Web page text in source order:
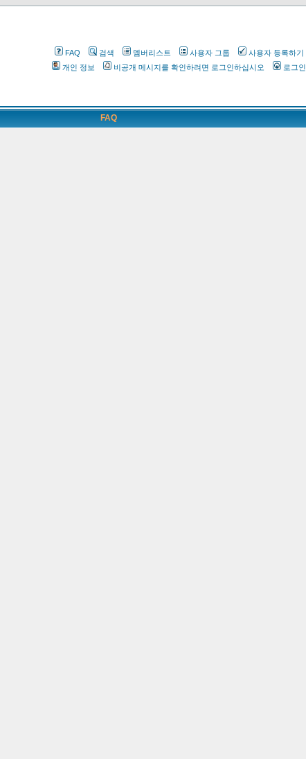
FAQ 검색 멤버리스트 사용자 그룹
사용자 등록하기
개인 정보
비공개 메시지를 확인하려면 로그인하십시오 로그인
FAQ